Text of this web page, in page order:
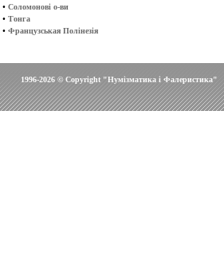
• Соломонові о-ви
• Тонга
• Французськая Полінезія
1996-2026 © Copyright "Нумізматика і Фалеристика"